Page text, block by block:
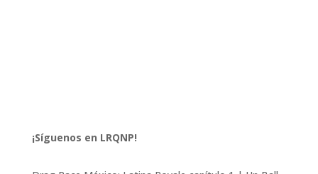
¡Síguenos en LRQNP!